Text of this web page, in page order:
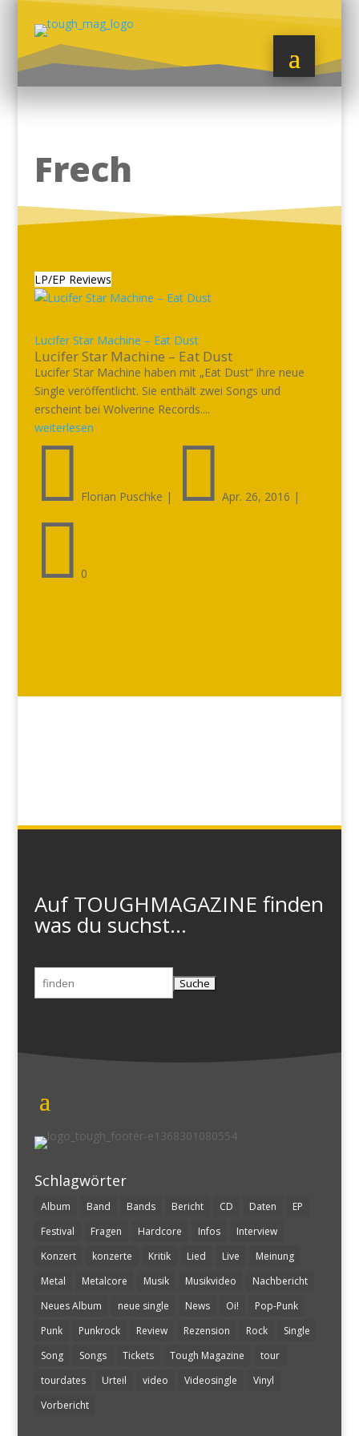
Frech
LP/EP Reviews
Lucifer Star Machine – Eat Dust
Lucifer Star Machine – Eat Dust
Lucifer Star Machine haben mit „Eat Dust“ ihre neue
Single veröffentlicht. Sie enthält zwei Songs und
erscheint bei Wolverine Records....
weiterlesen
 Florian Puschke |  Apr. 26, 2016 |
 0
Auf TOUGHMAGAZINE finden
was du suchst...
Suchen
nach:
Schlagwörter
Album Band Bands Bericht CD Daten
EP
Festival
Fragen Hardcore Infos
Interview
Konzert
konzerte Kritik Lied Live
Meinung
Metal
Metalcore Musik Musikvideo
Nachbericht
Neues Album
neue single News Oi!
Pop-Punk
Punk
Punkrock Review Rezension Rock
Single
Song
Songs Tickets Tough Magazine
tour
tourdates
Urteil video Videosingle
Vinyl
Vorbericht